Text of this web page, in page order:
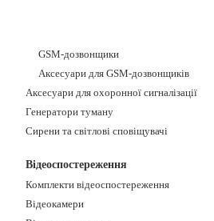
GSM-дозвонщики
Аксесуари для GSM-дозвонщиків
Аксесуари для охоронної сигналізації
Генератори туману
Сирени та світлові сповіщувачі
Відеоспостереження
Комплекти відеоспостереження
Відеокамери